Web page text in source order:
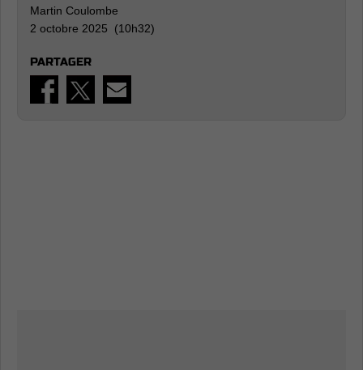
Martin Coulombe
2 octobre 2025 (10h32)
PARTAGER